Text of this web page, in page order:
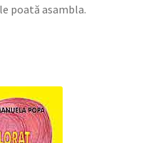
poată asambla.